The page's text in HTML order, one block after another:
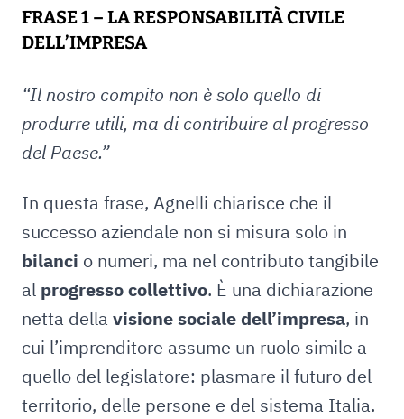
FRASE 1 – LA RESPONSABILITÀ CIVILE
DELL’IMPRESA
“Il nostro compito non è solo quello di
produrre utili, ma di contribuire al progresso
del Paese.”
In questa frase, Agnelli chiarisce che il
successo aziendale non si misura solo in
bilanci o numeri, ma nel contributo tangibile
al progresso collettivo. È una dichiarazione
netta della visione sociale dell’impresa, in
cui l’imprenditore assume un ruolo simile a
quello del legislatore: plasmare il futuro del
territorio, delle persone e del sistema Italia.